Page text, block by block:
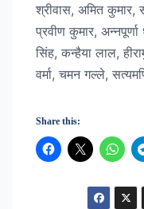
श्रीवास, अमित कुमार,
प्रवीण कुमार,
सिंह, कन्हैया लाल,
वर्मा, चमन गल्ले,
Share this: